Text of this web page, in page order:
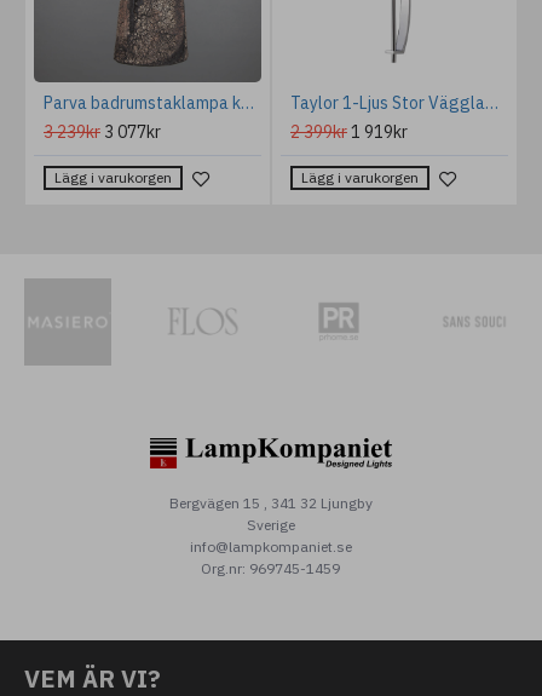
Parva badrumstaklampa keramik svart lera 14cm IP44
3 239kr 3 077kr
Lägg i varukorgen
Taylor 1-Ljus Stor Vägglampa Polerad Krom 14cm IP44
2 399kr1 919kr
Lägg i varukorgen
Bergvägen 15 , 341 32 Ljungby
Sverige
info@lampkompaniet.se
Org.nr: 969745-1459
VEM ÄR VI?